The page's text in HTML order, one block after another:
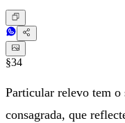
§34
Particular relevo tem
consagrada, que